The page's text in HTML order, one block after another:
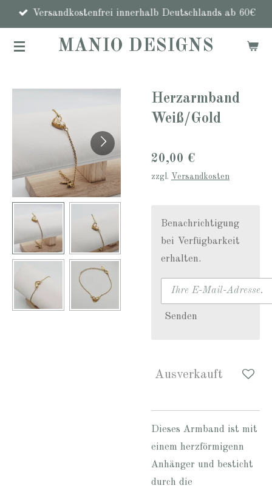
Zum
Hauptinhalt
springen
MANIO DESIGNS
Versandkostenfrei innerhalb Deutschlands ab 60€
Herzarmband
Weiß/Gold
20,00 €
zzgl. Versandkosten
Benachrichtigung
bei Verfügbarkeit
erhalten.
Senden
Ausverkauft
Dieses Armband ist mit
einem herzförmigenn
Anhänger und besticht
durch die